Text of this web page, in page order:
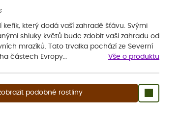
keřík, který dodá vaší zahradě šťávu. Svými
shluky květů bude zdobit vaši zahradu od
mrazíků. Tato trvalka pochází ze Severní
částech Evropy…
Vše o produktu
podobné rostliny